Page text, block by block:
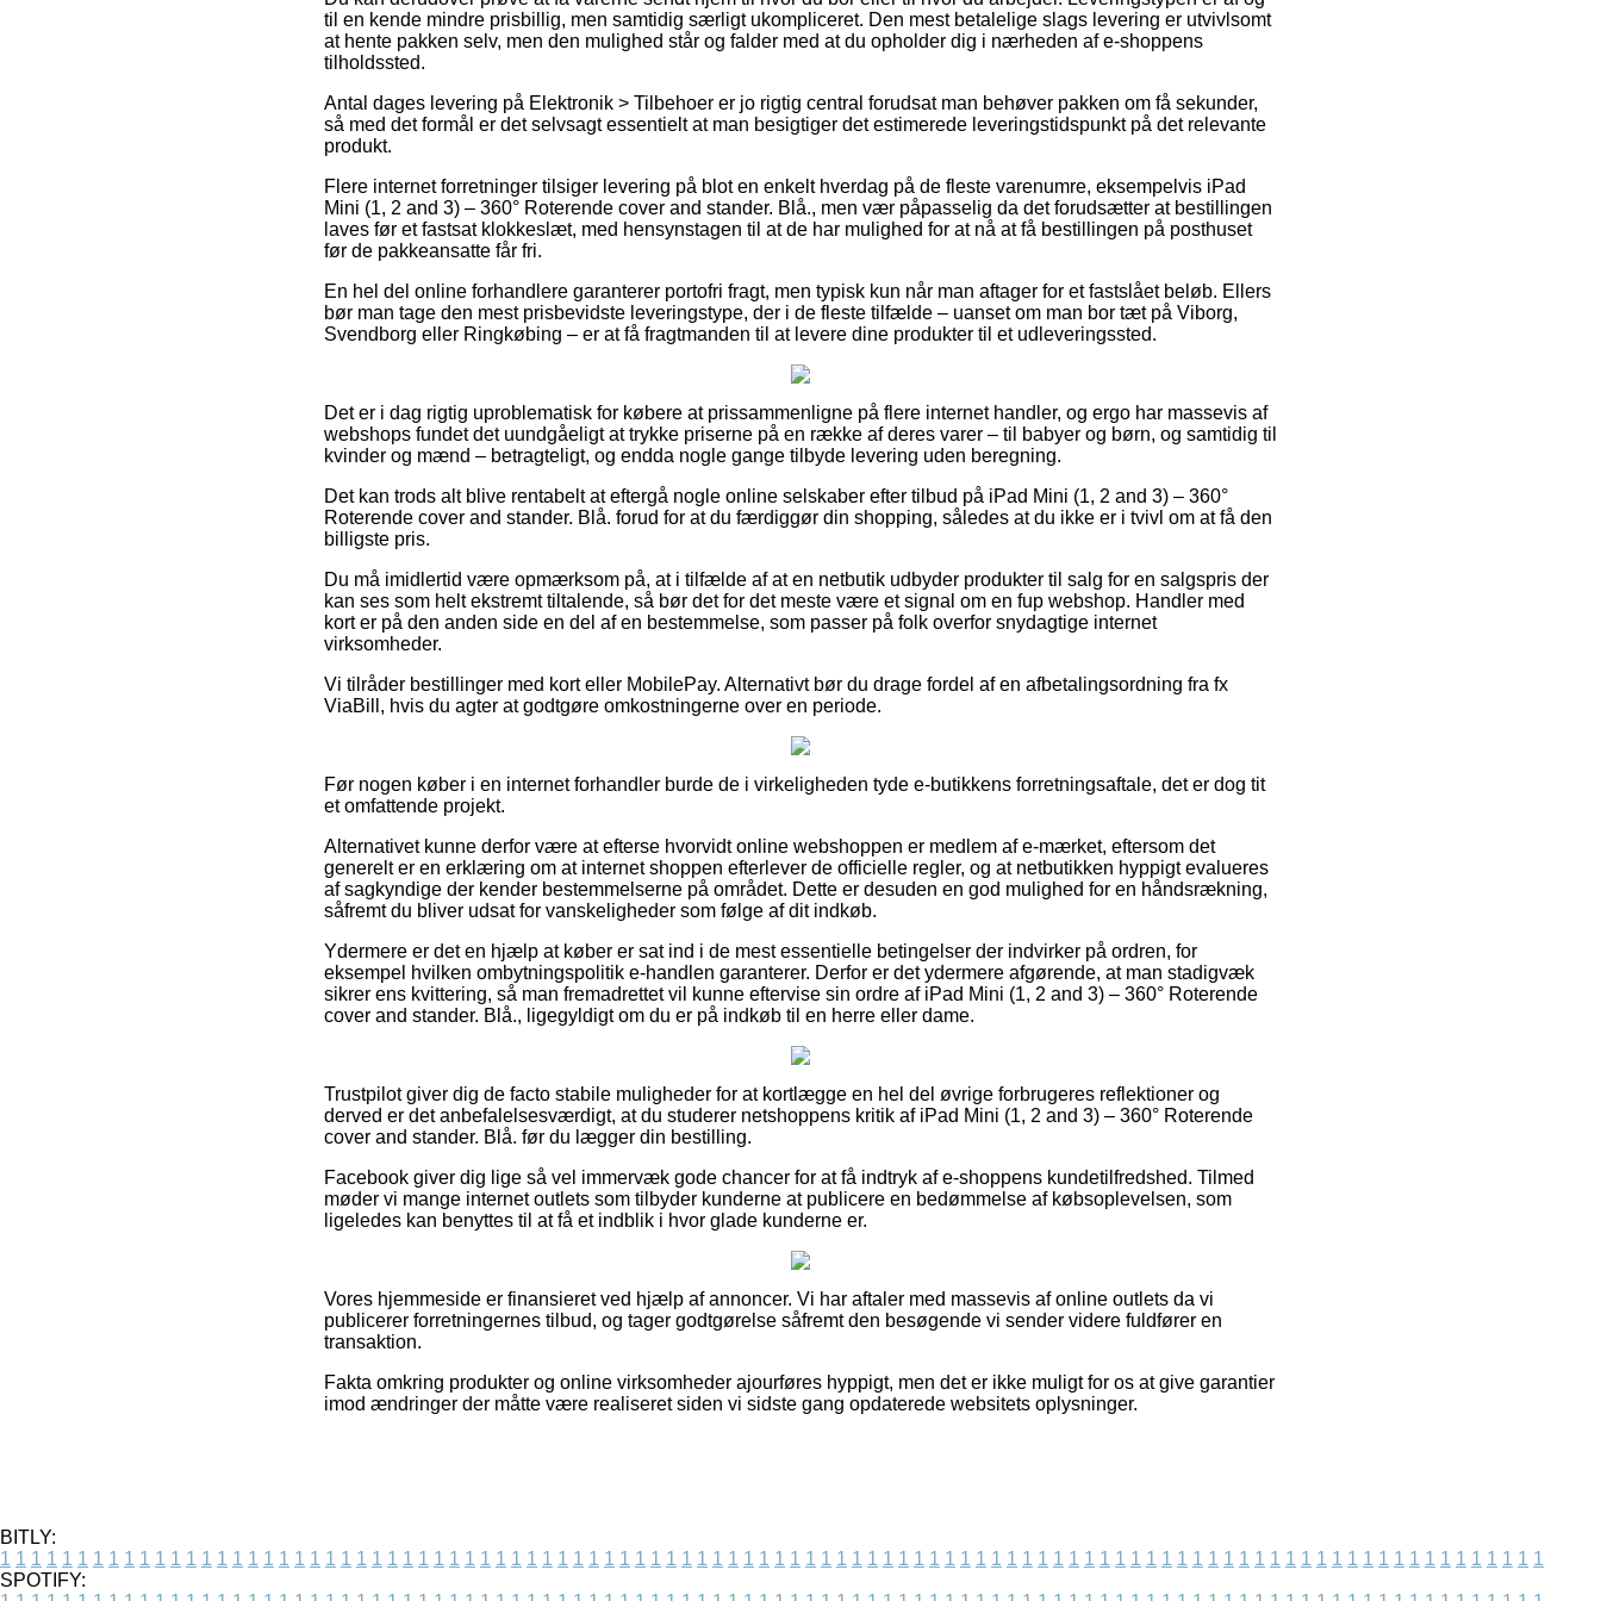
til en kende mindre prisbillig, men samtidig særligt ukompliceret. Den mest betalelige slags levering er utvivlsomt
at hente pakken selv, men den mulighed står og falder med at du opholder dig i nærheden af e-shoppens
tilholdssted.
Antal dages levering på Elektronik > Tilbehoer er jo rigtig central forudsat man behøver pakken om få sekunder,
så med det formål er det selvsagt essentielt at man besigtiger det estimerede leveringstidspunkt på det relevante
produkt.
Flere internet forretninger tilsiger levering på blot en enkelt hverdag på de fleste varenumre, eksempelvis iPad
Mini (1, 2 and 3) – 360° Roterende cover and stander. Blå., men vær påpasselig da det forudsætter at bestillingen
laves før et fastsat klokkeslæt, med hensynstagen til at de har mulighed for at nå at få bestillingen på posthuset
før de pakkeansatte får fri.
En hel del online forhandlere garanterer portofri fragt, men typisk kun når man aftager for et fastslået beløb. Ellers
bør man tage den mest prisbevidste leveringstype, der i de fleste tilfælde – uanset om man bor tæt på Viborg,
Svendborg eller Ringkøbing – er at få fragtmanden til at levere dine produkter til et udleveringssted.
Det er i dag rigtig uproblematisk for købere at prissammenligne på flere internet handler, og ergo har massevis af
webshops fundet det uundgåeligt at trykke priserne på en række af deres varer – til babyer og børn, og samtidig til
kvinder og mænd – betragteligt, og endda nogle gange tilbyde levering uden beregning.
Det kan trods alt blive rentabelt at eftergå nogle online selskaber efter tilbud på iPad Mini (1, 2 and 3) – 360°
Roterende cover and stander. Blå. forud for at du færdiggør din shopping, således at du ikke er i tvivl om at få den
billigste pris.
Du må imidlertid være opmærksom på, at i tilfælde af at en netbutik udbyder produkter til salg for en salgspris der
kan ses som helt ekstremt tiltalende, så bør det for det meste være et signal om en fup webshop. Handler med
kort er på den anden side en del af en bestemmelse, som passer på folk overfor snydagtige internet
virksomheder.
Vi tilråder bestillinger med kort eller MobilePay. Alternativt bør du drage fordel af en afbetalingsordning fra fx
ViaBill, hvis du agter at godtgøre omkostningerne over en periode.
Før nogen køber i en internet forhandler burde de i virkeligheden tyde e-butikkens forretningsaftale, det er dog tit
et omfattende projekt.
Alternativet kunne derfor være at efterse hvorvidt online webshoppen er medlem af e-mærket, eftersom det
generelt er en erklæring om at internet shoppen efterlever de officielle regler, og at netbutikken hyppigt evalueres
af sagkyndige der kender bestemmelserne på området. Dette er desuden en god mulighed for en håndsrækning,
såfremt du bliver udsat for vanskeligheder som følge af dit indkøb.
Ydermere er det en hjælp at køber er sat ind i de mest essentielle betingelser der indvirker på ordren, for
eksempel hvilken ombytningspolitik e-handlen garanterer. Derfor er det ydermere afgørende, at man stadigvæk
sikrer ens kvittering, så man fremadrettet vil kunne eftervise sin ordre af iPad Mini (1, 2 and 3) – 360° Roterende
cover and stander. Blå., ligegyldigt om du er på indkøb til en herre eller dame.
Trustpilot giver dig de facto stabile muligheder for at kortlægge en hel del øvrige forbrugeres reflektioner og
derved er det anbefalelsesværdigt, at du studerer netshoppens kritik af iPad Mini (1, 2 and 3) – 360° Roterende
cover and stander. Blå. før du lægger din bestilling.
Facebook giver dig lige så vel immervæk gode chancer for at få indtryk af e-shoppens kundetilfredshed. Tilmed
møder vi mange internet outlets som tilbyder kunderne at publicere en bedømmelse af købsoplevelsen, som
ligeledes kan benyttes til at få et indblik i hvor glade kunderne er.
Vores hjemmeside er finansieret ved hjælp af annoncer. Vi har aftaler med massevis af online outlets da vi
publicerer forretningernes tilbud, og tager godtgørelse såfremt den besøgende vi sender videre fuldfører en
transaktion.
Fakta omkring produkter og online virksomheder ajourføres hyppigt, men det er ikke muligt for os at give garantier
imod ændringer der måtte være realiseret siden vi sidste gang opdaterede websitets oplysninger.
BITLY:
1 1 1 1 1 1 1 1 1 1 1 1 1 1 1 1 1 1 1 1 1 1 1 1 1 1 1 1 1 1 1 1 1 1 1 1 1 1 1 1 1 1 1 1 1 1 1 1 1 1 1 1 1 1 1 1 1 1 1 1 1 1 1 1 1 1 1 1 1 1 1 1 1 1 1 1 1 1 1 1 1 1 1 1 1 1 1 1 1 1 1 1 1 1 1 1 1 1 1 1
SPOTIFY: